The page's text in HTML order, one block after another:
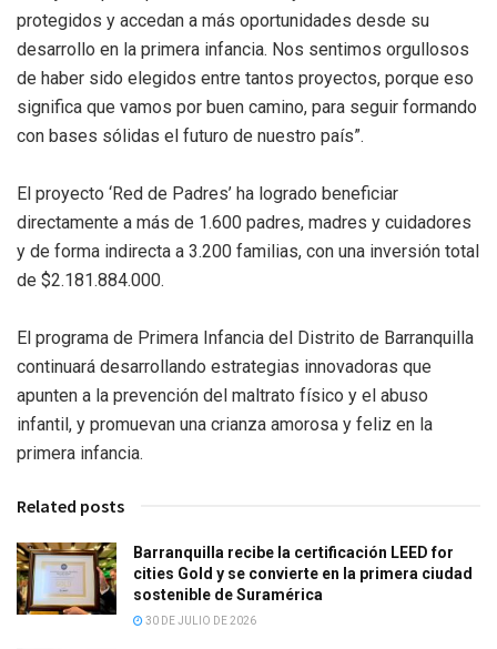
protegidos y accedan a más oportunidades desde su
desarrollo en la primera infancia. Nos sentimos orgullosos
de haber sido elegidos entre tantos proyectos, porque eso
significa que vamos por buen camino, para seguir formando
con bases sólidas el futuro de nuestro país”.
El proyecto ‘Red de Padres’ ha logrado beneficiar
directamente a más de 1.600 padres, madres y cuidadores
y de forma indirecta a 3.200 familias, con una inversión total
de $2.181.884.000.
El programa de Primera Infancia del Distrito de Barranquilla
continuará desarrollando estrategias innovadoras que
apunten a la prevención del maltrato físico y el abuso
infantil, y promuevan una crianza amorosa y feliz en la
primera infancia.
Related posts
Barranquilla recibe la certificación LEED for
cities Gold y se convierte en la primera ciudad
sostenible de Suramérica
30 DE JULIO DE 2026